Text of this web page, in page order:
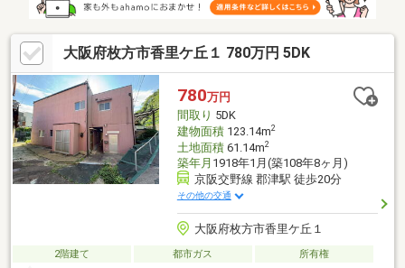
大阪府枚方市香里ケ丘１ 780万円 5DK
780万円
間取り 5DK
建物面積123.14m2
土地面積61.14m2
築年月 1918年1月(築108年8ヶ月)
京阪交野線 郡津駅 徒歩20分
その他の交通
大阪府枚方市香里ケ丘１
2階建て 都市ガス 所有権